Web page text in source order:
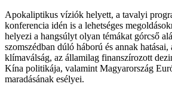
Apokaliptikus víziók helyett, a tavalyi
konferencia idén is a lehetséges
helyezi a hangsúlyt olyan témákat górcső
szomszédban dúló háború és annak hatásai,
klímaválság, az államilag finanszírozott
Kína politikája, valamint Magyarország
maradásának esélyei.